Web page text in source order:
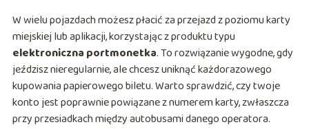
W wielu pojazdach możesz płacić za przejazd z poziomu karty
miejskiej lub aplikacji, korzystając z produktu typu
elektroniczna portmonetka. To rozwiązanie wygodne, gdy
jeździsz nieregularnie, ale chcesz uniknąć każdorazowego
kupowania papierowego biletu. Warto sprawdzić, czy twoje
konto jest poprawnie powiązane z numerem karty, zwłaszcza
przy przesiadkach między autobusami danego operatora.